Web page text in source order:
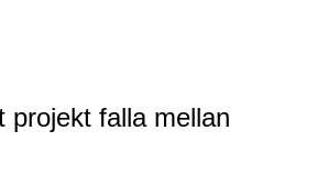
projekt falla mellan